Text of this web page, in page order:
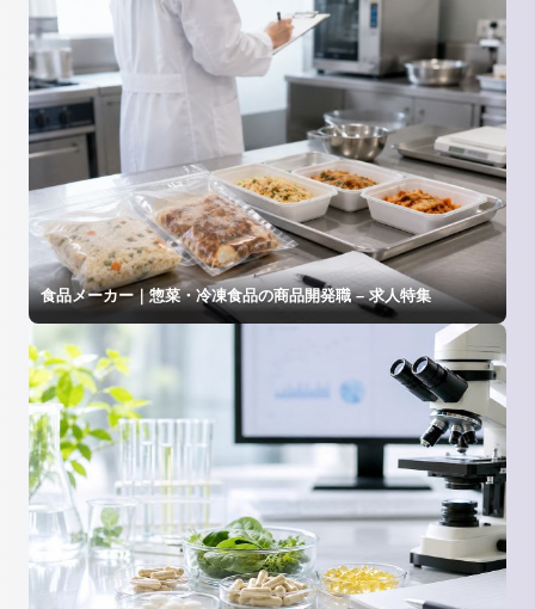
食品メーカー｜惣菜・冷凍食品の商品開発職 – 求人特集